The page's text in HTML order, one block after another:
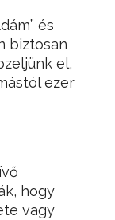
és
biztosan
el,
ezer
hogy
vagy